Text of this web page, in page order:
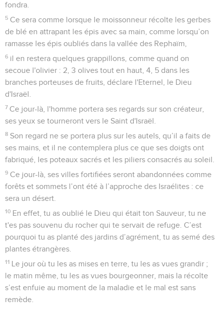
fondra.
5 Ce sera comme lorsque le moissonneur récolte les gerbes
de blé en attrapant les épis avec sa main, comme lorsqu’on
ramasse les épis oubliés dans la vallée des Rephaïm,
6 il en restera quelques grappillons, comme quand on
secoue l'olivier : 2, 3 olives tout en haut, 4, 5 dans les
branches porteuses de fruits, déclare l'Eternel, le Dieu
d'Israël.
7 Ce jour-là, l'homme portera ses regards sur son créateur,
ses yeux se tourneront vers le Saint d'Israël.
8 Son regard ne se portera plus sur les autels, qu’il a faits de
ses mains, et il ne contemplera plus ce que ses doigts ont
fabriqué, les poteaux sacrés et les piliers consacrés au soleil.
9 Ce jour-là, ses villes fortifiées seront abandonnées comme
forêts et sommets l’ont été à l’approche des Israélites : ce
sera un désert.
10 En effet, tu as oublié le Dieu qui était ton Sauveur, tu ne
t'es pas souvenu du rocher qui te servait de refuge. C’est
pourquoi tu as planté des jardins d’agrément, tu as semé des
plantes étrangères.
11 Le jour où tu les as mises en terre, tu les as vues grandir ;
le matin même, tu les as vues bourgeonner, mais la récolte
s’est enfuie au moment de la maladie et le mal est sans
remède.